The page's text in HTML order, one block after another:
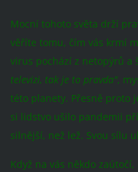
Mocní tohoto světa drží
věříte tomu, čím vás krmí
virus pochází z netopýrů a
televizi, tak je to pravda",
této planety. Přesně proto
si lidstvo ušilo pandemii
silnější, než lež. Svou sílu
Když na vás někdo